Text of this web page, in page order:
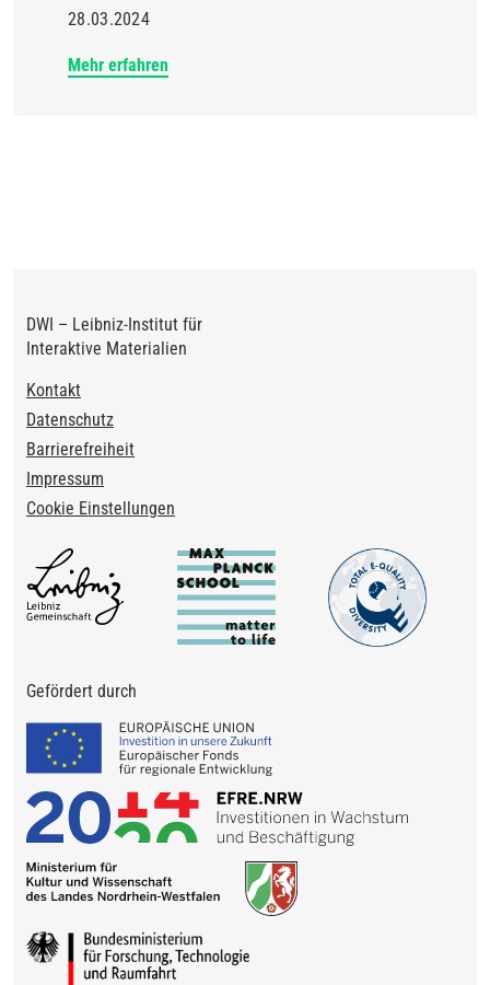
28.03.2024
Mehr erfahren
DWI – Leibniz-Institut für
Interaktive Materialien
Footer
Kontakt
Datenschutz
Barrierefreiheit
Impressum
Cookie Einstellungen
Gefördert durch